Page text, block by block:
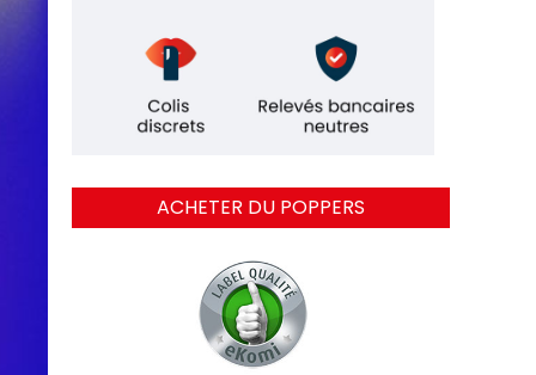
ACHETER DU POPPERS